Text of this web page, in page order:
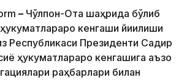
– Чўлпон-Ота шаҳрида бўлиб
кенгаши йиғилиши
Республикаси Президенти Садир
ҳукуматлараро кенгашига аъзо
раҳбарлари билан